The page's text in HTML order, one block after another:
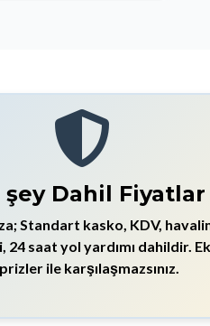
şey Dahil Fiyatlar
Standart kasko, KDV,
24 saat yol yardımı dahildir.
ile karşılaşmazsınız.